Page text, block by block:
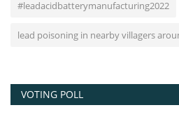
#leadacidbatterymanufacturing2022
lead poisoning in nearby villagers
VOTING POLL